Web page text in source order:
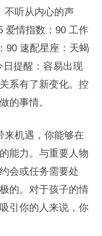
不听从内心的声
爱情指数：90 工作
90 速配星座：天蝎
日提醒：容易出现
系有了新变化。控
的事情。
来机遇，你能够在
能力。与重要人物
会或任务需要处
的。对于孩子的情
引你的人来说，你